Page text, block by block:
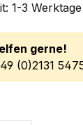
1-3
gerne!
(0)2131